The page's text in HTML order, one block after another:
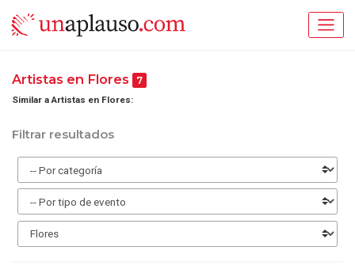
Artistas en Flores 7
Similar a Artistas en Flores:
Filtrar resultados